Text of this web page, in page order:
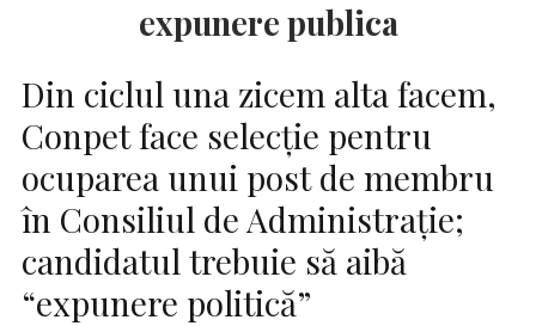
expunere publica
Din ciclul una zicem alta facem,
Conpet face selecție pentru
ocuparea unui post de membru
în Consiliul de Administrație;
candidatul trebuie să aibă
“expunere politică”